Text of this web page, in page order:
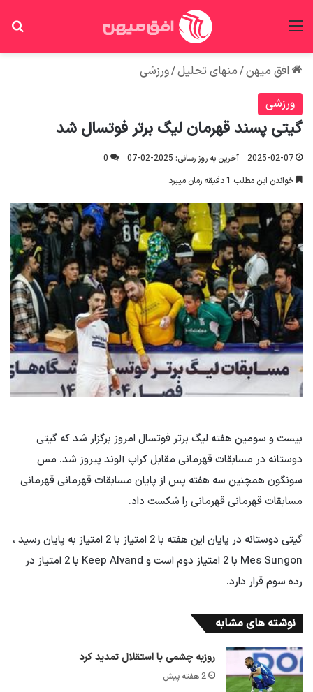
افق میهن/منهای تحلیل/ورزشی
ورزشی
گیتی پسند قهرمان لیگ برتر فوتسال شد
2025-02-07 آخرین به روز رسانی: 2025-02-07
0
خواندن این مطلب 1 دقیقه زمان میبرد
بیست و سومین هفته لیگ برتر فوتسال امروز برگزار شد که گیتی
دوستانه در مسابقات قهرمانی مقابل کراپ آلوند پیروز شد. مس
سونگون همچنین سه هفته پس از پایان مسابقات قهرمانی قهرمانی
مسابقات قهرمانی قهرمانی را شکست داد.
گیتی دوستانه در پایان این هفته با 2 امتیاز با 2 امتیاز به پایان رسید ،
Mes Sungon با 2 امتیاز دوم است و Keep Alvand با 2 امتیاز در
رده سوم قرار دارد.
نوشته های مشابه
روزبه چشمی با استقلال تمدید کرد
2 هفته پیش